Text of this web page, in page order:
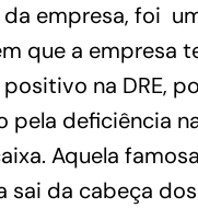
empresa, foi u
que a empresa
na DRE,
pela deficiência
Aquela
sai da cabeça